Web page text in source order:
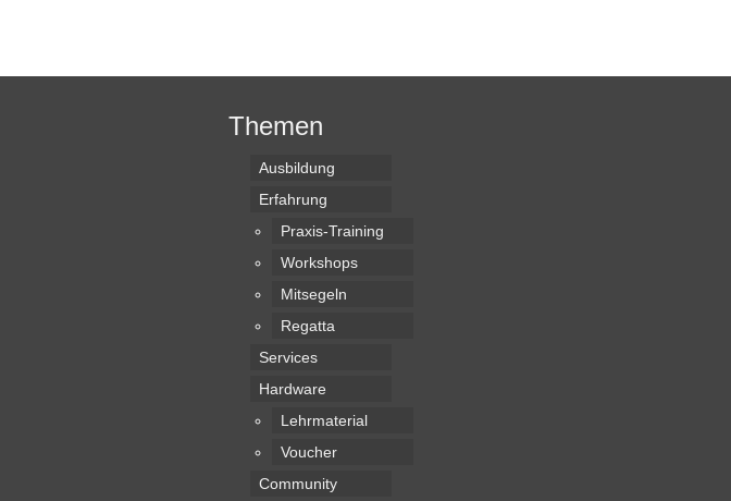
Themen
Ausbildung
Erfahrung
Praxis-Training
Workshops
Mitsegeln
Regatta
Services
Hardware
Lehrmaterial
Voucher
Community